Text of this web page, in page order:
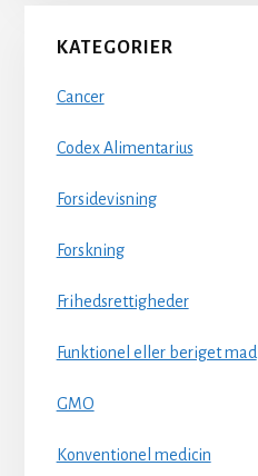
KATEGORIER
Cancer
Codex Alimentarius
Forsidevisning
Forskning
Frihedsrettigheder
Funktionel eller beriget mad
GMO
Konventionel medicin